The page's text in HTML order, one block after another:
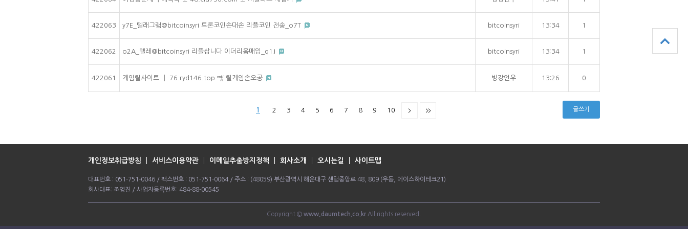
422063 y7E_텔래그램@bitcoinsyri 트론코인손대손 리플코인 전송_o7T bitcoinsyri 13:34 1
422062 o2A_텔레@bitcoinsyri 리플삽니다 이더리움매입_q1J bitcoinsyri 13:34 1
422061 게임릴사이트 ┃ 76.ryd146.top ㎮ 릴게임손오공 빙강언우 13:26 0
1 2 3 4 5 6 7 8 9 10 글쓰기
개인정보취급방침 서비스이용약관 이메일추출방지정책 회사소개 오시는길 사이트맵
대표번호 : 051-751-0046 / 팩스번호 : 051-751-0064 / 주소 : (48059) 부산광역시 해운대구 센텀중앙로 48, 809 (우동, 에이스하이테크21)
회사대표: 조영진 / 사업자등록번호: 484-88-00545
Copyright © www,daumtech.co.kr All rights reserved.